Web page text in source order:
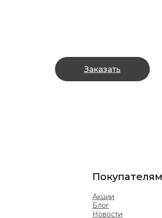
Заказать
Покупателям
Акции
Блог
Новости